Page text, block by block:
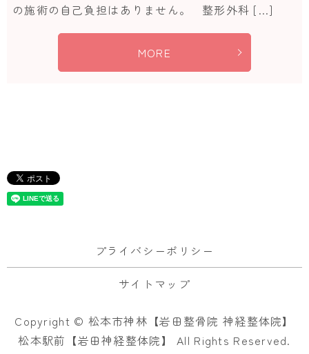
の施術の自己負担はありません。 整形外科 […]
MORE
プライバシーポリシー
サイトマップ
Copyright © 松本市神林【岩田整骨院 神経整体院】
松本駅前【岩田神経整体院】 All Rights Reserved.